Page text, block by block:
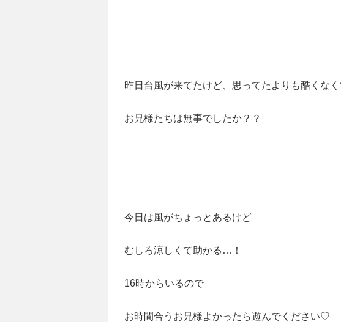
昨日台風が来てたけど、思ってたよりも酷くな
お兄様たちは無事でしたか？？
今日は風がちょっとあるけど
むしろ涼しくて助かる…！
16時からいるので
お時間合うお兄様よかったら遊んでください♡